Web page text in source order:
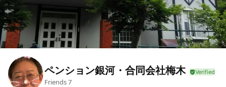
ペンション銀河・合同会社梅木
Friends7